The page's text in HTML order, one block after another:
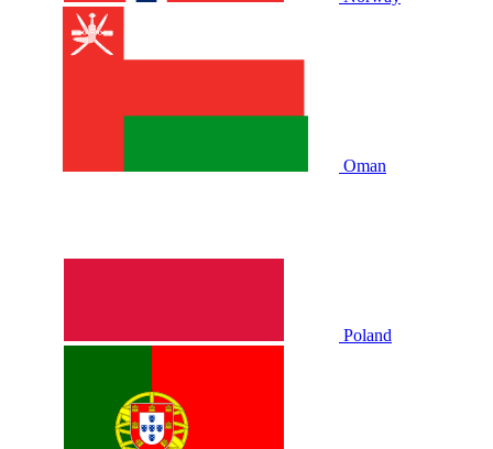
Oman
Poland